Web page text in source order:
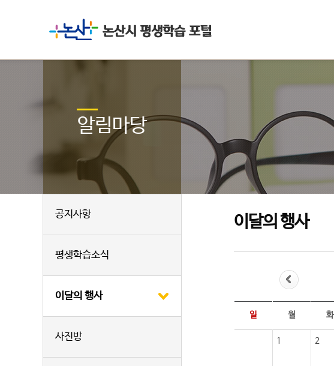
알림마당
공지사항
평생학습소식
이달의 행사
사진방
이달의 행사
일 월 화
1 2